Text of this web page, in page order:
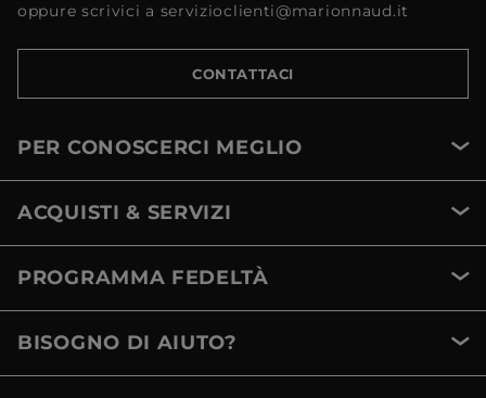
oppure scrivici a servizioclienti@marionnaud.it
CONTATTACI
PER CONOSCERCI MEGLIO
ACQUISTI & SERVIZI
PROGRAMMA FEDELTÀ
BISOGNO DI AIUTO?